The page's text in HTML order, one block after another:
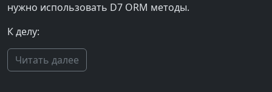
нужно использовать D7 ORM методы.
К делу:
Читать далее